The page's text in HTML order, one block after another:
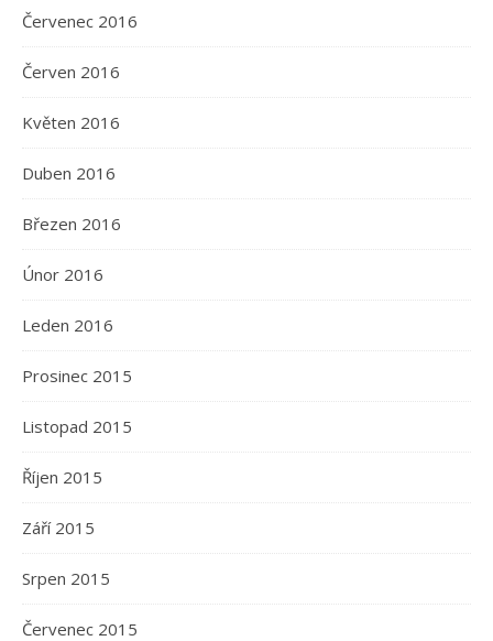
Červenec 2016
Červen 2016
Květen 2016
Duben 2016
Březen 2016
Únor 2016
Leden 2016
Prosinec 2015
Listopad 2015
Říjen 2015
Září 2015
Srpen 2015
Červenec 2015